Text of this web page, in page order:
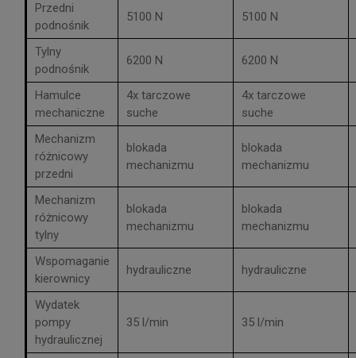
Przedni
podnośnik
5100 N 5100 N
Tylny
podnośnik
6200 N 6200 N
Hamulce
mechaniczne
4x tarczowe
suche
4x tarczowe
suche
Mechanizm
różnicowy
przedni
blokada
mechanizmu
blokada
mechanizmu
Mechanizm
różnicowy
tylny
blokada
mechanizmu
blokada
mechanizmu
Wspomaganie
kierownicy
hydrauliczne hydrauliczne
Wydatek
pompy
hydraulicznej
35 l/min 35 l/min